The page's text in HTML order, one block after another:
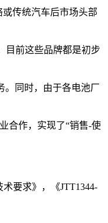
传统汽车后市场头部
目前这些品牌都是初步
。同时，由于各电池厂
合作，实现了“销售-使
要求》，《JTT1344-